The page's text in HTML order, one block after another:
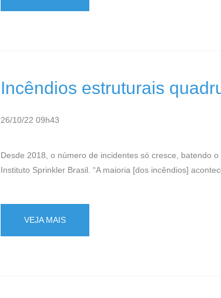
Incêndios estruturais
26/10/22 09h43
Desde 2018, o número de incidentes só cresce, batendo
Instituto Sprinkler Brasil. “A maioria [dos incêndios]
VEJA MAIS